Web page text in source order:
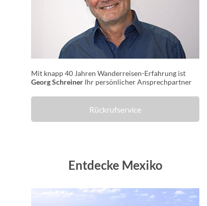
Mit knapp 40 Jahren Wanderreisen-Erfahrung ist
Georg Schreiner Ihr persönlicher Ansprechpartner
Rückrufservice
Entdecke Mexiko